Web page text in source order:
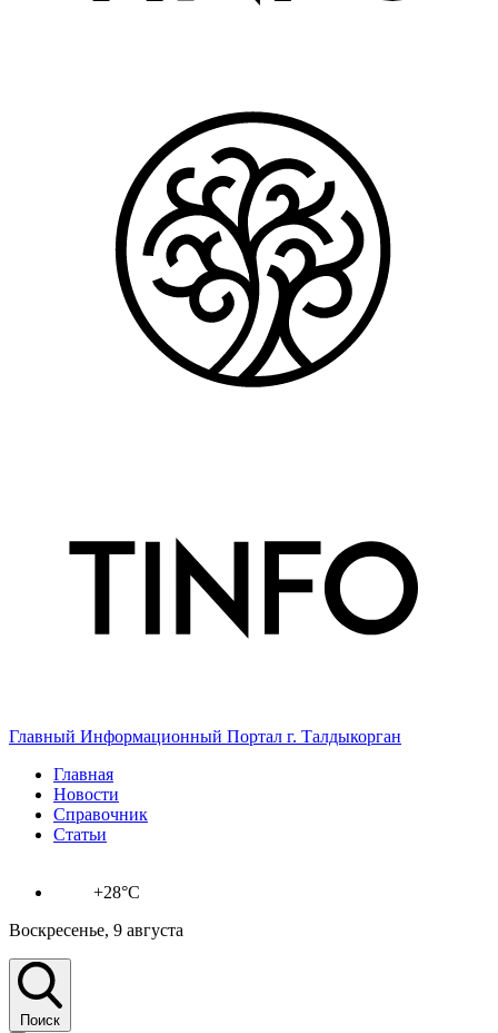
Главный Информационный Портал г. Талдыкорган
Главная
Новости
Справочник
Статьи
+28°C
Воскресенье, 9 августа
Поиск